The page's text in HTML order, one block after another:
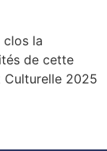
clos la
de cette
Culturelle 2025